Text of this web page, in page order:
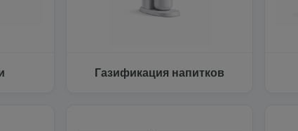
Газификация напитков